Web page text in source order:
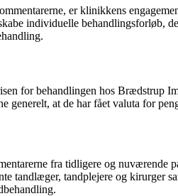
er klinikkens
individuelle behandlingsforløb,
for behandlingen hos Brædstrup
generelt, at de har fået valuta for
fra tidligere og
tandlæger, tandplejere og kirurger